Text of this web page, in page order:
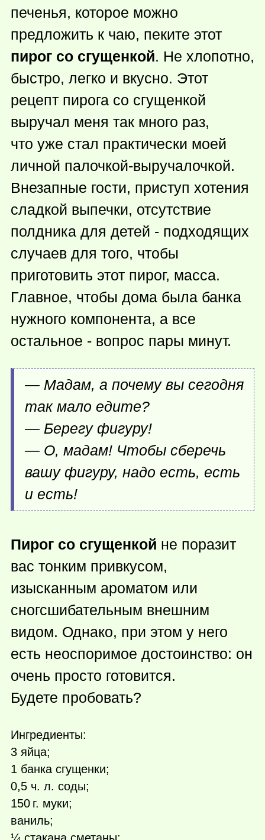
печенья, которое можно
предложить к чаю, пеките этот
пирог со сгущенкой. Не хлопотно,
быстро, легко и вкусно. Этот
рецепт пирога со сгущенкой
выручал меня так много раз,
что уже стал практически моей
личной палочкой-выручалочкой.
Внезапные гости, приступ хотения
сладкой выпечки, отсутствие
полдника для детей - подходящих
случаев для того, чтобы
приготовить этот пирог, масса.
Главное, чтобы дома была банка
нужного компонента, а все
остальное - вопрос пары минут.
— Мадам, а почему вы сегодня
так мало едите?
— Берегу фигуру!
— О, мадам! Чтобы сберечь
вашу фигуру, надо есть, есть
и есть!
Пирог со сгущенкой не поразит
вас тонким привкусом,
изысканным ароматом или
сногсшибательным внешним
видом. Однако, при этом у него
есть неоспоримое достоинство: он
очень просто готовится.
Будете пробовать?
Ингредиенты:
3 яйца;
1 банка сгущенки;
0,5 ч. л. соды;
150 г. муки;
ваниль;